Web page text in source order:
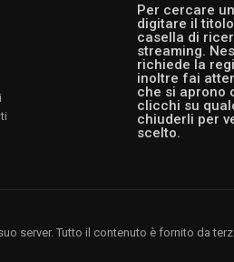
Per cercare
digitare il
casella di
streaming.
richiede la
inoltre fai
che si aprono
clicchi su
chiuderli per
scelto.
server. Tutto il contenuto è fornito da